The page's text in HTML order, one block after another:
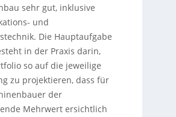
sehr gut, inklusive
und
Die Hauptaufgabe
in der Praxis darin,
so auf die jeweilige
zu projektieren, dass für
der
Mehrwert ersichtlich